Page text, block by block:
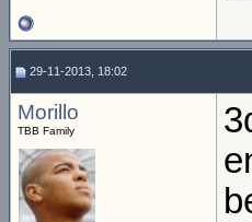
29-11-2013, 18:02
Morillo
TBB Family